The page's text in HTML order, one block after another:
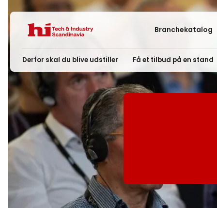
Branchekatalog
Derfor skal du blive udstiller Få et tilbud på en stand